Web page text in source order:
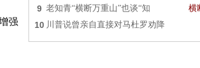
强
9 老知青“横断万重山”也谈“知 横
10 川普说曾亲自直接对马杜罗劝降